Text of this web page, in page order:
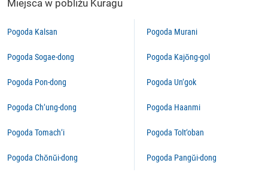
Miejsca w pobliżu Kuragu
Pogoda Kalsan
Pogoda Sogae-dong
Pogoda Pon-dong
Pogoda Ch’ung-dong
Pogoda Tomach’i
Pogoda Chŏnŭi-dong
Pogoda Murani
Pogoda Kajŏng-gol
Pogoda Un’gok
Pogoda Haanmi
Pogoda Tolt’oban
Pogoda Pangŭi-dong